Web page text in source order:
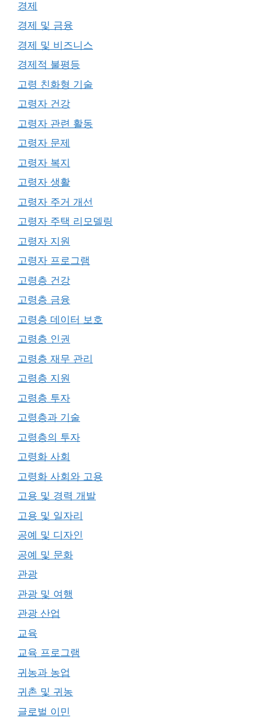
경제
경제 및 금융
경제 및 비즈니스
경제적 불평등
고령 친화형 기술
고령자 건강
고령자 관련 활동
고령자 문제
고령자 복지
고령자 생활
고령자 주거 개선
고령자 주택 리모델링
고령자 지원
고령자 프로그램
고령층 건강
고령층 금융
고령층 데이터 보호
고령층 인권
고령층 재무 관리
고령층 지원
고령층 투자
고령층과 기술
고령층의 투자
고령화 사회
고령화 사회와 고용
고용 및 경력 개발
고용 및 일자리
공예 및 디자인
공예 및 문화
관광
관광 및 여행
관광 산업
교육
교육 프로그램
귀농과 농업
귀촌 및 귀농
글로벌 이민